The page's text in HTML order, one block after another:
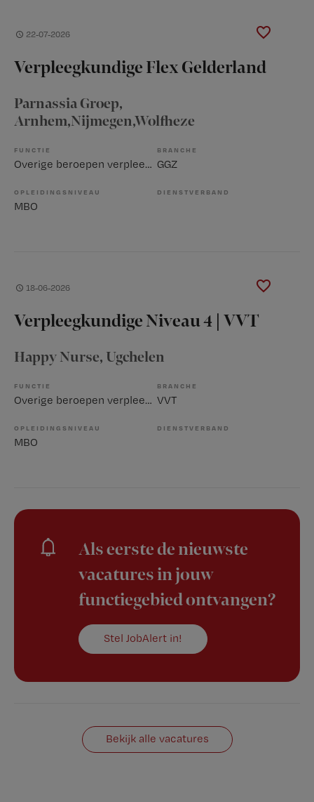
22-07-2026
Verpleegkundige Flex Gelderland
Parnassia Groep,
Arnhem,Nijmegen,Wolfheze
FUNCTIE
Overige beroepen verpleegkunde
BRANCHE
GGZ
OPLEIDINGSNIVEAU
MBO
DIENSTVERBAND
18-06-2026
Verpleegkundige Niveau 4 | VVT
Happy Nurse, Ugchelen
FUNCTIE
Overige beroepen verpleegkunde
BRANCHE
VVT
OPLEIDINGSNIVEAU
MBO
DIENSTVERBAND
Als eerste de nieuwste
vacatures in jouw
functiegebied ontvangen?
Stel JobAlert in!
Bekijk alle vacatures